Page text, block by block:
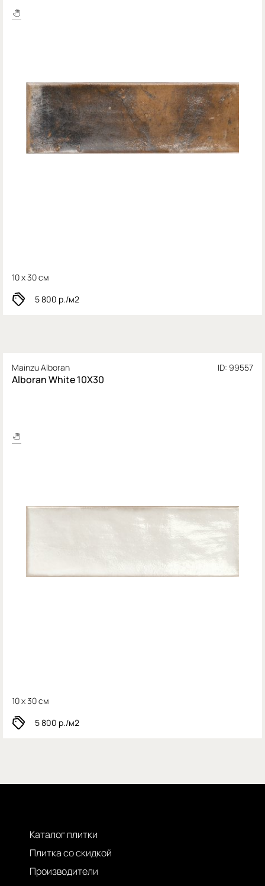
10 x 30 см
5 800 р./м2
Mainzu Alboran ID: 99557
Alboran White 10X30
10 x 30 см
5 800 р./м2
Каталог плитки
Плитка со скидкой
Производители